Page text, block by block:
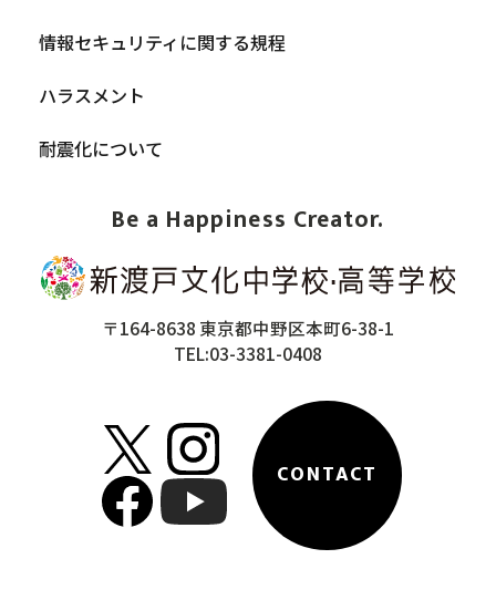
Be a Happiness Creator.
〒164-8638 東京都中野区本町6-38-1
TEL:03-3381-0408
CONTACT
情報セキュリティに関する規程
ハラスメント
耐震化について